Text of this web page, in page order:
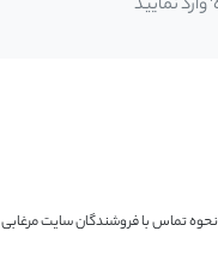
نمایید
نحوه تماس با فروشندگان سایت مرغابی